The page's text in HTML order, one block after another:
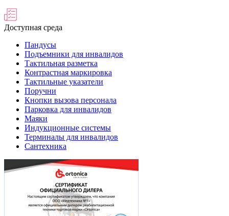
Доступная среда
Пандусы
Подъемники для инвалидов
Тактильная разметка
Контрастная маркировка
Тактильные указатели
Поручни
Кнопки вызова персонала
Парковка для инвалидов
Маяки
Индукционные системы
Терминалы для инвалидов
Сантехника